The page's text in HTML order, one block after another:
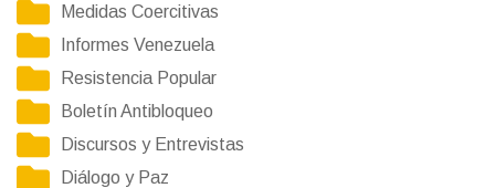
Medidas Coercitivas
Informes Venezuela
Resistencia Popular
Boletín Antibloqueo
Discursos y Entrevistas
Diálogo y Paz